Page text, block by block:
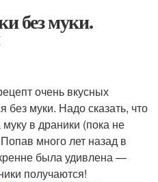
без муки.
очень вкусных
без муки. Надо сказать, что
в драники (пока не
много лет назад в
была удивлена —
получаются!